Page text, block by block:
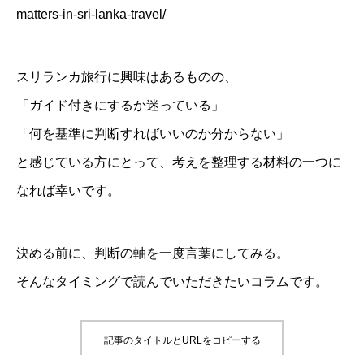
matters-in-sri-lanka-travel/
スリランカ旅行に興味はあるものの、
「ガイド付きにするか迷っている」
「何を基準に判断すればいいのか分からない」
と感じている方にとって、考えを整理する材料の一つに
なれば幸いです。
決める前に、判断の軸を一度言葉にしてみる。
そんなタイミングで読んでいただきたいコラムです。
記事のタイトルとURLをコピーする